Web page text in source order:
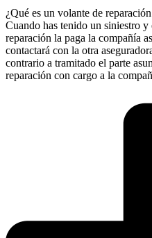
¿Qué es un volante de
Cuando has tenido un siniestro
reparación la paga la compañía
contactará con la otra
contrario a tramitado el parte
reparación con cargo a la